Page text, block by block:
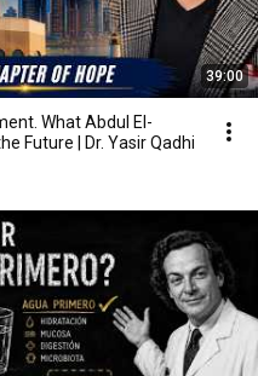
39:00
What Abdul El-
Future | Dr. Yasir Qadhi